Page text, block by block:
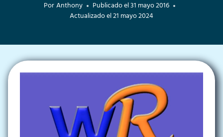
PorAnthony Publicado el31 mayo 2016
Actualizado el21 mayo 2024